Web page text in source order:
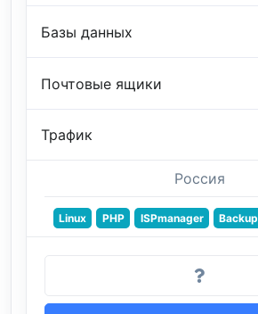
Базы данных
Почтовые ящики
Трафик
Россия
Linux PHP ISPmanager Backup